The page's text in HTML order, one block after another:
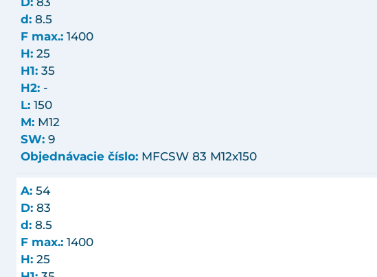
d: 8.5
F max.: 1400
H: 25
H1: 35
H2: -
L: 150
M: M12
SW: 9
Objednávacie číslo: MFCSW 83 M12x150
A: 54
D: 83
d: 8.5
F max.: 1400
H: 25